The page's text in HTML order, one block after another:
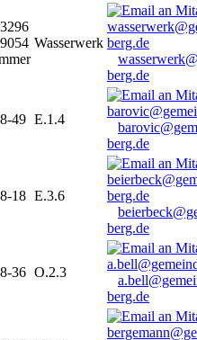
Wasserwerk
berg.de
49 E.1.4
berg.de
18 E.3.6
berg.de
36 O.2.3
berg.de